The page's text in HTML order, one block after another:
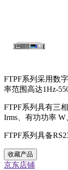
FTPF系列采用数
率范围高达1Hz-
FTPF系列具有三
Irms、有功功率 W
FTPF系列具备
收藏产品
京东店铺